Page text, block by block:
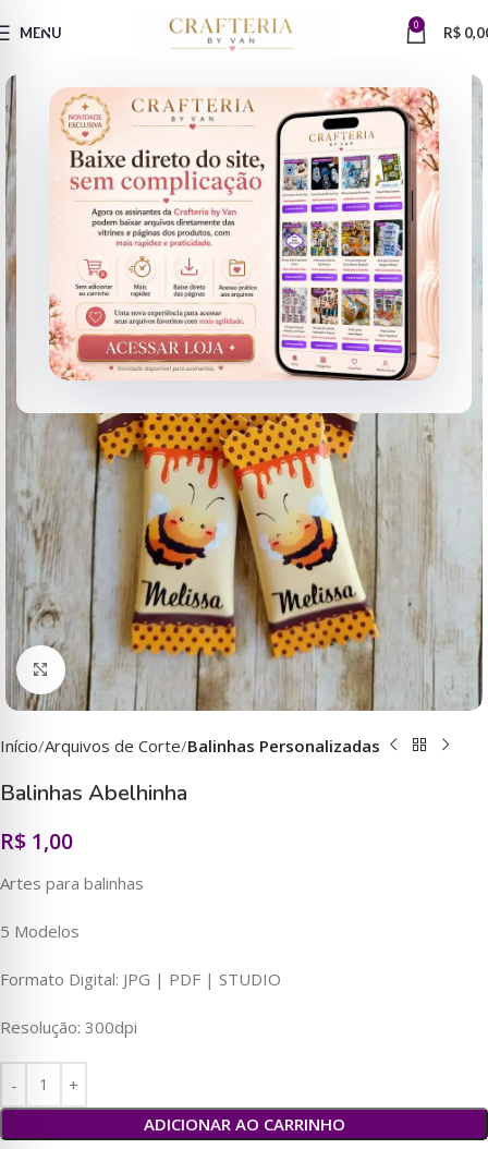
MENU 0 R$
Clique para ampliar
Início Arquivos de Corte Balinhas Personalizadas
Balinhas Abelhinha
R$ 1,00
Artes para balinhas
5 Modelos
Formato Digital: JPG | PDF | STUDIO
Resolução: 300dpi
ADICIONAR AO CARRINHO